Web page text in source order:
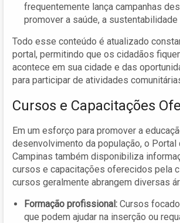
frequentemente lança campanhas
promover a saúde, a sustentabilidade
Todo esse conteúdo é atualizado
portal, permitindo que os cidadãos
acontece em sua cidade e das
para participar de atividades
Cursos e Capacitações
Em um esforço para promover a
desenvolvimento da população, o Portal
Campinas também disponibiliza
cursos e capacitações oferecidos pela
cursos geralmente abrangem diversas
Formação profissional: Cursos
que podem ajudar na inserção ou